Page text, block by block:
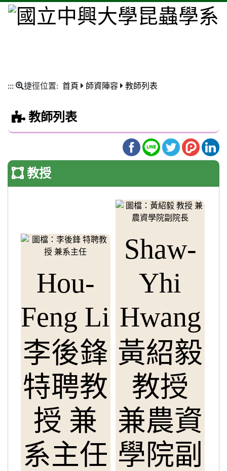
::: 捷徑位置: 首頁 師資陣容 教師列表
教師列表
教授
Hou-
Feng Li
李後鋒
特聘教
授 兼
系主任
Shaw-
Yhi
Hwang
黃紹毅
教授
兼農資
學院副